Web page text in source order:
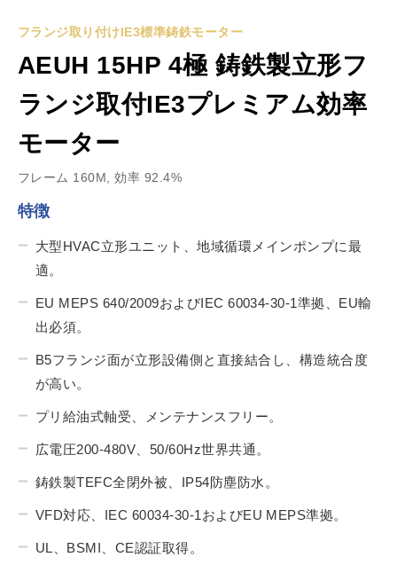
フランジ取り付けIE3標準鋳鉄モーター
AEUH 15HP 4極 鋳鉄製立形フ
ランジ取付IE3プレミアム効率
モーター
フレーム 160M, 効率 92.4%
特徴
大型HVAC立形ユニット、地域循環メインポンプに最
適。
EU MEPS 640/2009およびIEC 60034-30-1準拠、EU輸
出必須。
B5フランジ面が立形設備側と直接結合し、構造統合度
が高い。
プリ給油式軸受、メンテナンスフリー。
広電圧200-480V、50/60Hz世界共通。
鋳鉄製TEFC全閉外被、IP54防塵防水。
VFD対応、IEC 60034-30-1およびEU MEPS準拠。
UL、BSMI、CE認証取得。